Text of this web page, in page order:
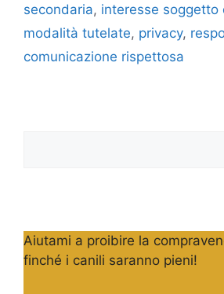
secondaria, interesse soggetto
modalità tutelate, privacy,
comunicazione rispettosa
Aiutami a proibire la
finché i canili saranno pieni!